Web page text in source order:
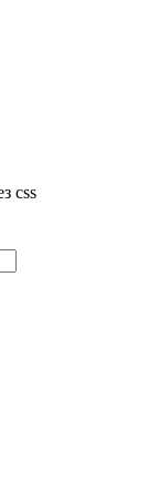
css